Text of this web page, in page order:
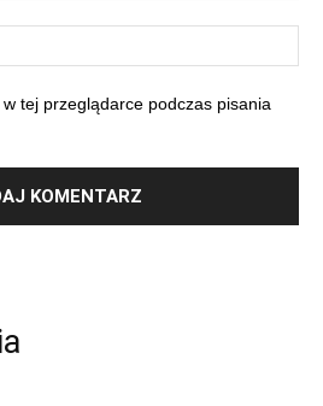
tej przeglądarce podczas pisania